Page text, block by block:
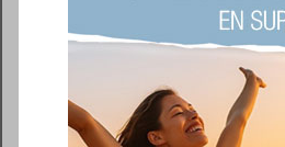
21 - 30 31 - 40 41 - 45 »
‹ Préc. 41 42 43 44 45